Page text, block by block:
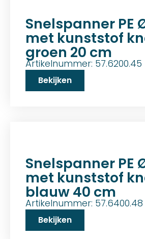
Snelspanner PE
met kunststof
groen 20 cm
Artikelnummer: 57.6200.45
Bekijken
Snelspanner PE
met kunststof
blauw 40 cm
Artikelnummer: 57.6400.48
Bekijken